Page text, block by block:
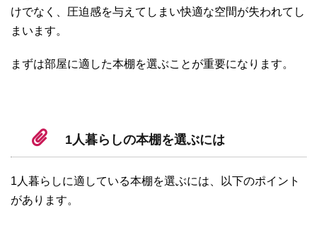
けでなく、圧迫感を与えてしまい快適な空間が失われてし
まいます。
まずは部屋に適した本棚を選ぶことが重要になります。
1人暮らしの本棚を選ぶには
1人暮らしに適している本棚を選ぶには、以下のポイント
があります。